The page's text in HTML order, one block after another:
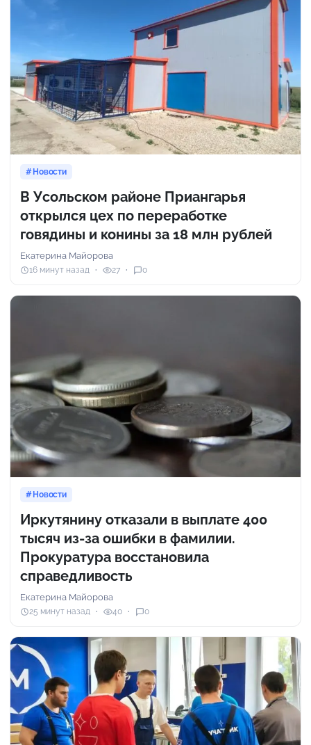
Новости
В Усольском районе Приангарья
открылся цех по переработке
говядины и конины за 18 млн рублей
Екатерина Майорова
16 минут назад 27 0
Новости
Иркутянину отказали в выплате 400
тысяч из-за ошибки в фамилии.
Прокуратура восстановила
справедливость
Екатерина Майорова
25 минут назад 40 0